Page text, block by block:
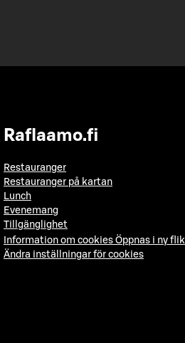
Raflaamo.fi
Restauranger
Restauranger på kartan
Lunch
Evenemang
Tillgänglighet
Information om cookies Öppnas i ny flik
Ändra inställningar för cookies